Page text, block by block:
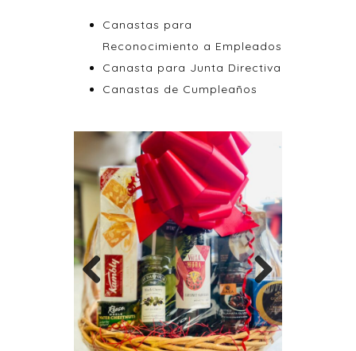
Canastas para
Reconocimiento a Empleados
Canasta para Junta Directiva
Canastas de Cumpleaños
Previous Next